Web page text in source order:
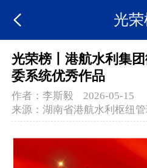
光荣
光荣榜丨港航水利集
委系统优秀作品
作者：李斯毅
2026-05-15
来源：湖南省港航水利枢纽